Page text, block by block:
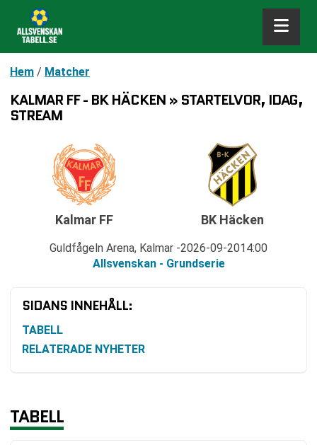
Hem / Matcher
KALMAR FF - BK HÄCKEN » STARTELVOR, IDAG,
STREAM
Kalmar FF
Guldfågeln Arena, Kalmar 2026-09-2014:00
Allsvenskan - Grundserie
BK Häcken
SIDANS INNEHÅLL:
TABELL
RELATERADE NYHETER
TABELL